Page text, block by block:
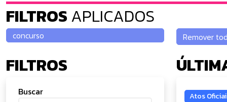
FILTROSAPLICADOS
FILTROS
Buscar Atos